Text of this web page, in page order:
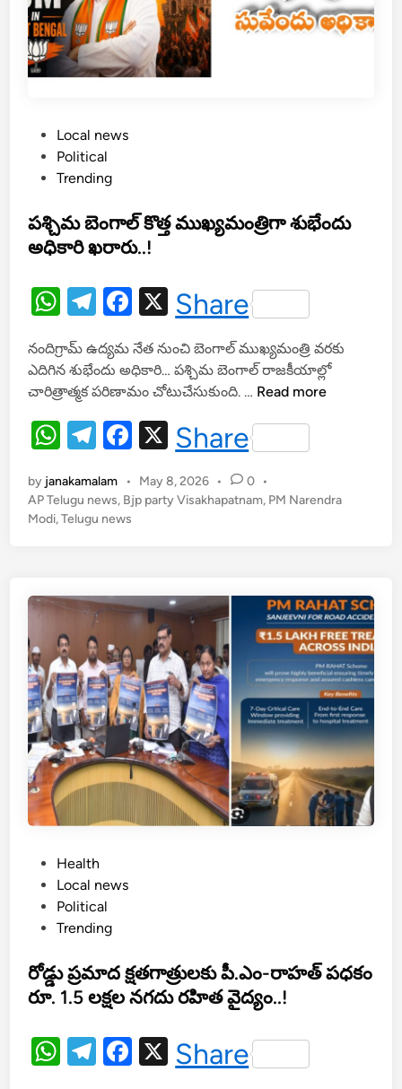
ఉ
ద్రి
క్త
త
e
d
n
Local news
Political
Trending
పశ్చిమ బెంగాల్ కొత్త ముఖ్యమంత్రిగా శుభేందు
అధికారి ఖరారు..!
W
at
s
A
p
p
T
e
gr
a
m
F
c
e
b
o
o
k
X
Share
నందిగ్రామ్ ఉద్యమ నేత నుంచి బెంగాల్ ముఖ్యమంత్రి వరకు
ఎదిగిన శుభేందు అధికారి… పశ్చిమ బెంగాల్ రాజకీయాల్లో
చారిత్రాత్మక పరిణామం చోటుచేసుకుంది. … ప
బెం
గా
ల్
మం
త్రి
గా
శు
భేం
దు
అ
ధి
కా
రి
Read more
W
at
s
p
T
e
gr
F
c
o
k
X
Share
by janakamalam • May 8, 2026 • 0 •
AP Telugu news, Bjp party Visakhapatnam, PM Narendra
Modi,Telugu news
d
i
Health
Local news
Political
Trending
రోడ్డు ప్రమాద క్షతగాత్రులకు పీ.ఎం-రాహత్ పధకం
రూ. 1.5 లక్షల నగదు రహిత వైద్యం..!
W T
F
X
Share